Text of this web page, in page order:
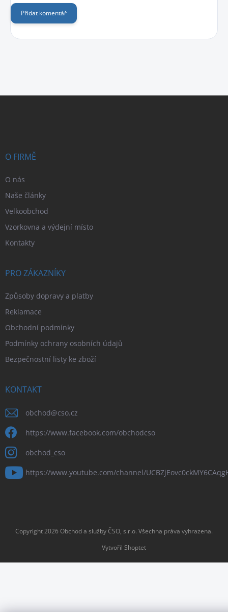
Přidat komentář
O FIRMĚ
O nás
Naše články
Velkoobchod
Vzorkovna a výdejní místo
Kontakty
PRO ZÁKAZNÍKY
Způsoby dopravy a platby
Reklamace
Obchodní podmínky
Podmínky ochrany osobních údajů
Bezpečnostní listy ke zboží
KONTAKT
obchod@cso.cz
https://www.facebook.com/obchodcso
obchod_cso
https://www.youtube.com/channel/
Vytvořil Shoptet
Copyright 2026Obchod a služby ČSO, s.r.o. Všechna práva vyhrazena.